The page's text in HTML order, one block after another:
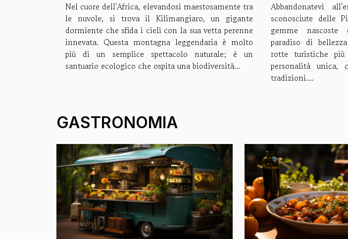
Nel cuore dell'Africa, elevandosi maestosamente tra
le nuvole, si trova il Kilimangiaro, un gigante
dormiente che sfida i cieli con la sua vetta perenne
innevata. Questa montagna leggendaria è molto
più di un semplice spettacolo naturale; è un
santuario ecologico che ospita una biodiversità...
Abbandonatevi
sconosciute delle
gemme
paradiso di
rotte turistiche
personalità
tradizioni....
GASTRONOMIA